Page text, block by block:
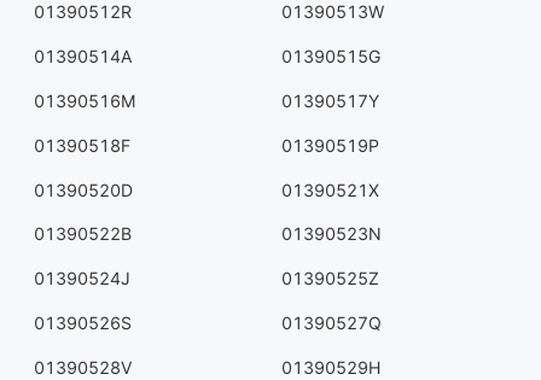
01390512R 01390513W
01390514A 01390515G
01390516M 01390517Y
01390518F 01390519P
01390520D 01390521X
01390522B 01390523N
01390524J 01390525Z
01390526S 01390527Q
01390528V 01390529H